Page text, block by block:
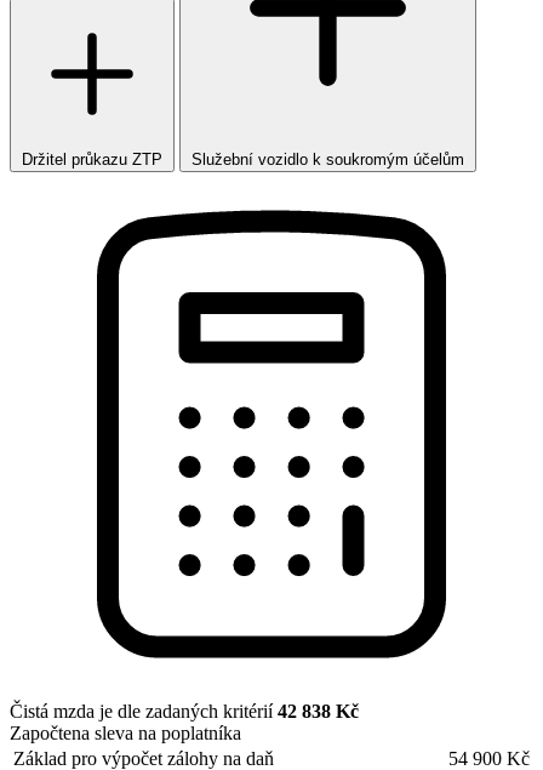
Držitel průkazu ZTP Služební vozidlo k soukromým účelům
Čistá mzda je dle zadaných kritérií42 838 Kč
Započtena sleva na poplatníka
Základ pro výpočet zálohy na daň
54 900 Kč